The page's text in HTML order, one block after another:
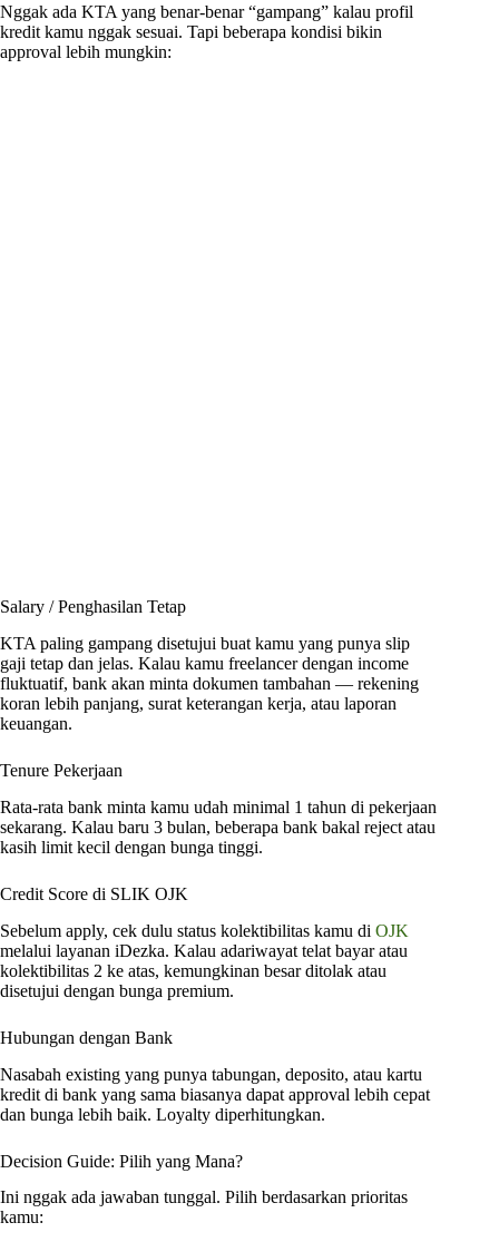
Nggak ada KTA yang benar-benar “gampang” kalau profil
kredit kamu nggak sesuai. Tapi beberapa kondisi bikin
approval lebih mungkin:
Salary / Penghasilan Tetap
KTA paling gampang disetujui buat kamu yang punya slip
gaji tetap dan jelas. Kalau kamu freelancer dengan income
fluktuatif, bank akan minta dokumen tambahan — rekening
koran lebih panjang, surat keterangan kerja, atau laporan
keuangan.
Tenure Pekerjaan
Rata-rata bank minta kamu udah minimal 1 tahun di pekerjaan
sekarang. Kalau baru 3 bulan, beberapa bank bakal reject atau
kasih limit kecil dengan bunga tinggi.
Credit Score di SLIK OJK
Sebelum apply, cek dulu status kolektibilitas kamu di OJK
melalui layanan iDezka. Kalau adariwayat telat bayar atau
kolektibilitas 2 ke atas, kemungkinan besar ditolak atau
disetujui dengan bunga premium.
Hubungan dengan Bank
Nasabah existing yang punya tabungan, deposito, atau kartu
kredit di bank yang sama biasanya dapat approval lebih cepat
dan bunga lebih baik. Loyalty diperhitungkan.
Decision Guide: Pilih yang Mana?
Ini nggak ada jawaban tunggal. Pilih berdasarkan prioritas
kamu: